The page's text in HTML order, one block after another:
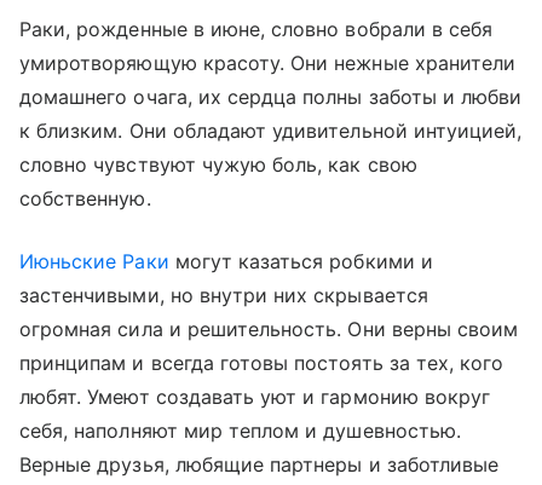
Раки, рожденные в июне, словно вобрали в себя
умиротворяющую красоту. Они нежные хранители
домашнего очага, их сердца полны заботы и любви
к близким. Они обладают удивительной интуицией,
словно чувствуют чужую боль, как свою
собственную.
Июньские Раки могут казаться робкими и
застенчивыми, но внутри них скрывается
огромная сила и решительность. Они верны своим
принципам и всегда готовы постоять за тех, кого
любят. Умеют создавать уют и гармонию вокруг
себя, наполняют мир теплом и душевностью.
Верные друзья, любящие партнеры и заботливые